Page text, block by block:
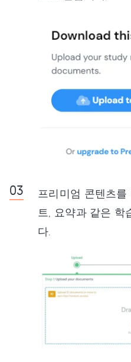
프리미엄 콘텐츠
트, 요약과 같은 학
다.